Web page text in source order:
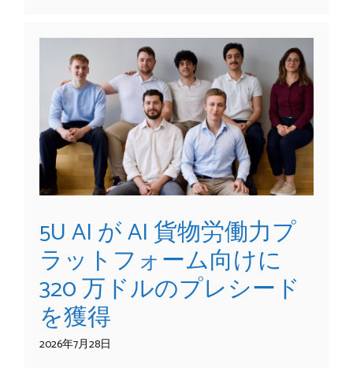
5U AI が AI 貨物労働力プ
ラットフォーム向けに
320 万ドルのプレシード
を獲得
2026年7月28日